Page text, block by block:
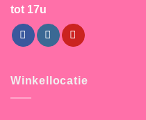
tot 17u
Winkellocatie